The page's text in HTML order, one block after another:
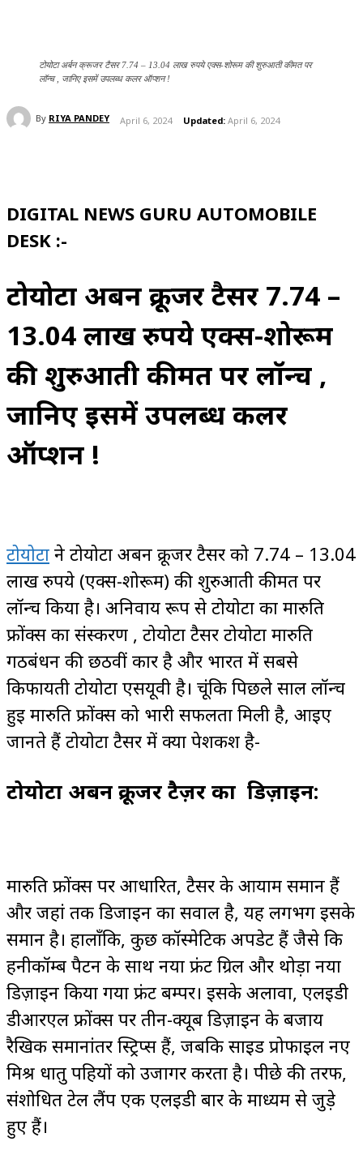
टोयोटा अर्बन क्रूजर टैसर 7.74 – 13.04 लाख रुपये एक्स-शोरूम की शुरुआती कीमत पर
लॉन्च , जानिए इसमें उपलब्ध कलर ऑप्शन !
By RIYA PANDEY April 6, 2024 Updated: April 6, 2024
DIGITAL NEWS GURU AUTOMOBILE
DESK :-
टोयोटा अर्बन क्रूजर टैसर 7.74 –
13.04 लाख रुपये एक्स-शोरूम
की शुरुआती कीमत पर लॉन्च ,
जानिए इसमें उपलब्ध कलर
ऑप्शन !
टोयोटा ने टोयोटा अर्बन क्रूजर टैसर को 7.74 – 13.04
लाख रुपये (एक्स-शोरूम) की शुरुआती कीमत पर
लॉन्च किया है। अनिवार्य रूप से टोयोटा का मारुति
फ्रोंक्स का संस्करण , टोयोटा टैसर टोयोटा मारुति
गठबंधन की छठवीं कार है और भारत में सबसे
किफायती टोयोटा एसयूवी है। चूंकि पिछले साल लॉन्च
हुई मारुति फ्रोंक्स को भारी सफलता मिली है, आइए
जानते हैं टोयोटा टैसर में क्या पेशकश है-
टोयोटा अर्बन क्रूजर टैज़र का डिज़ाइन:
मारुति फ्रोंक्स पर आधारित, टैसर के आयाम समान हैं
और जहां तक ​​डिजाइन का सवाल है, यह लगभग इसके
समान है। हालाँकि, कुछ कॉस्मेटिक अपडेट हैं जैसे कि
हनीकॉम्ब पैटर्न के साथ नया फ्रंट ग्रिल और थोड़ा नया
डिज़ाइन किया गया फ्रंट बम्पर। इसके अलावा, एलईडी
डीआरएल फ्रोंक्स पर तीन-क्यूब डिज़ाइन के बजाय
रैखिक समानांतर स्ट्रिप्स हैं, जबकि साइड प्रोफाइल नए
मिश्र धातु पहियों को उजागर करता है। पीछे की तरफ,
संशोधित टेल लैंप एक एलईडी बार के माध्यम से जुड़े
हुए हैं।